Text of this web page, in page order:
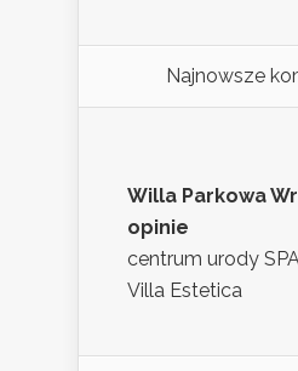
Najnowsze
Willa Parkowa
opinie
centrum urody
Villa Estetica